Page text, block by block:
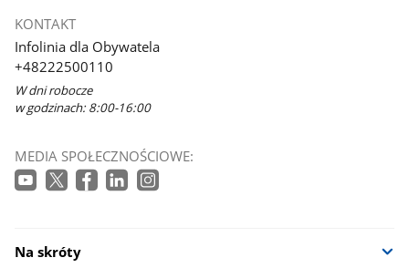
KONTAKT
Infolinia dla Obywatela
+48222500110
W dni robocze
w godzinach: 8:00-16:00
MEDIA SPOŁECZNOŚCIOWE:
Na skróty